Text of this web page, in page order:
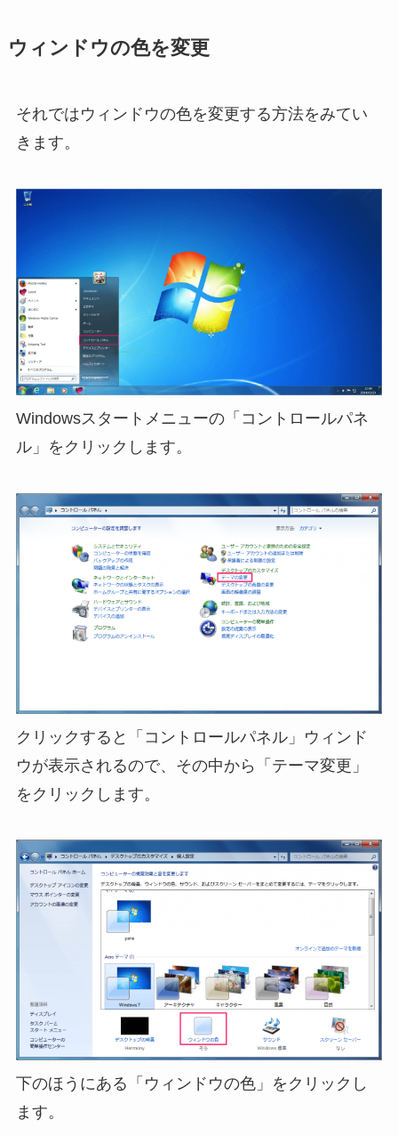
ウィンドウの色を変更
それではウィンドウの色を変更する方法をみてい
きます。
Windowsスタートメニューの「コントロールパネ
ル」をクリックします。
クリックすると「コントロールパネル」ウィンド
ウが表示されるので、その中から「テーマ変更」
をクリックします。
下のほうにある「ウィンドウの色」をクリックし
ます。